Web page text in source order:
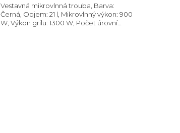
Vestavná mikrovlnná trouba, Barva:
Černá, Objem: 21 l, Mikrovlnný výkon: 900
W, Výkon grilu: 1300 W, Počet úrovní